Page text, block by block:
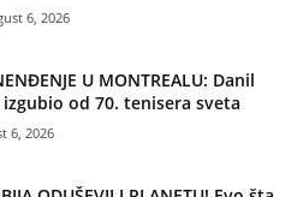
6, 2026
U MONTREALU: Danil
od 70. tenisera sveta
6, 2026